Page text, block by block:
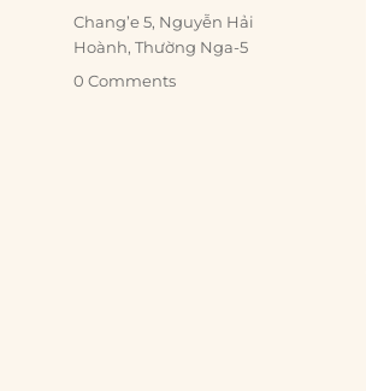
Tags
Chang’e 5, Nguyễn Hải
Hoành,Thường Nga-5
0 Comments